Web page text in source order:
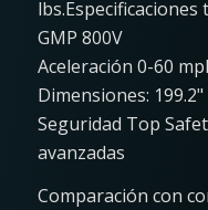
lbs.Especificaciones
GMP 800V
Aceleración 0-60
Dimensiones:
Seguridad Top
avanzadas
Comparación con